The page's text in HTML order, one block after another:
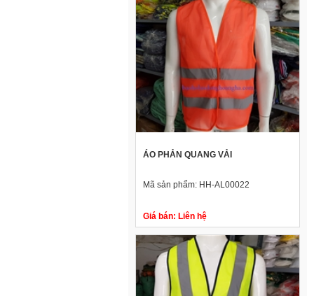
ÁO PHẢN QUANG VẢI
Mã sản phẩm: HH-AL00022
Giá bán: Liên hệ